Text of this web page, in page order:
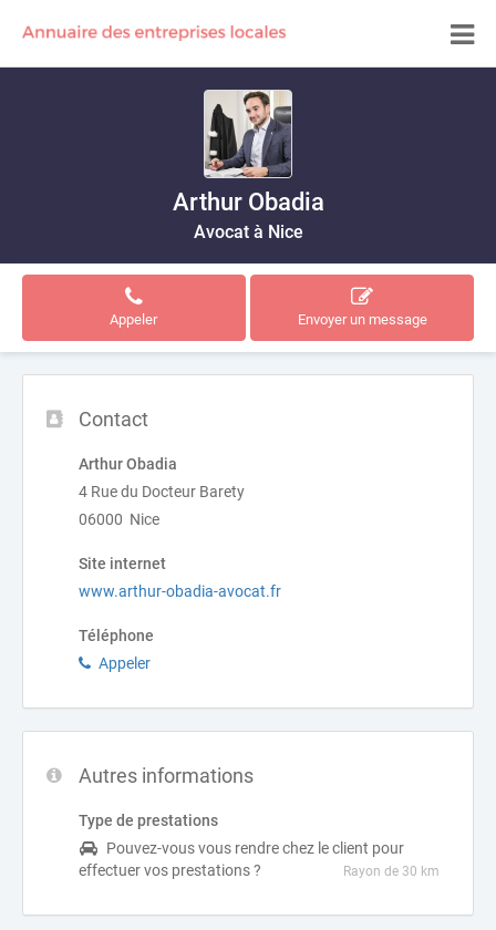
Arthur Obadia
Avocat à Nice
Appeler Envoyer un message
Contact
Arthur Obadia
4 Rue du Docteur Barety
06000 Nice
Site internet
www.arthur-obadia-avocat.fr
Téléphone
Appeler
Autres informations
Type de prestations
Pouvez-vous vous rendre chez le client pour
effectuer vos prestations ?
Rayon de 30 km